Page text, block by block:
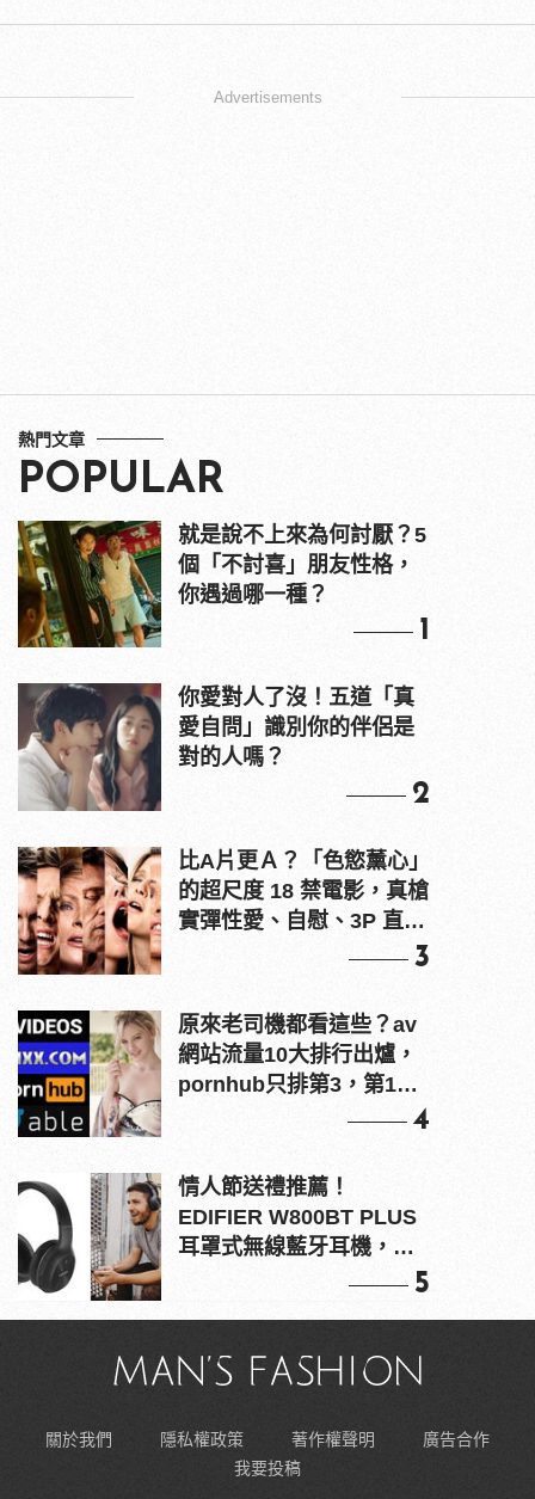
Advertisements
熱門文章
POPULAR
就是說不上來為何討厭？5
個「不討喜」朋友性格，
你遇過哪一種？
1
你愛對人了沒！五道「真
愛自問」識別你的伴侶是
對的人嗎？
2
比A片更Ａ？「色慾薰心」
的超尺度 18 禁電影，真槍
實彈性愛、自慰、3P 直接
3
原來老司機都看這些？av
網站流量10大排行出爐，
pornhub只排第3，第1名
4
情人節送禮推薦！
EDIFIER W800BT PLUS
耳罩式無線藍牙耳機，在
5
關於我們 隱私權政策 著作權聲明
廣告合作
我要投稿